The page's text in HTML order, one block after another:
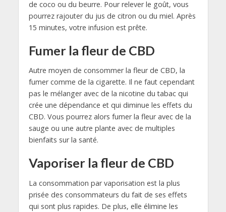
de coco ou du beurre. Pour relever le goût, vous
pourrez rajouter du jus de citron ou du miel. Après
15 minutes, votre infusion est prête.
Fumer la fleur de CBD
Autre moyen de consommer la fleur de CBD, la
fumer comme de la cigarette. Il ne faut cependant
pas le mélanger avec de la nicotine du tabac qui
crée une dépendance et qui diminue les effets du
CBD. Vous pourrez alors fumer la fleur avec de la
sauge ou une autre plante avec de multiples
bienfaits sur la santé.
Vaporiser la fleur de CBD
La consommation par vaporisation est la plus
prisée des consommateurs du fait de ses effets
qui sont plus rapides. De plus, elle élimine les